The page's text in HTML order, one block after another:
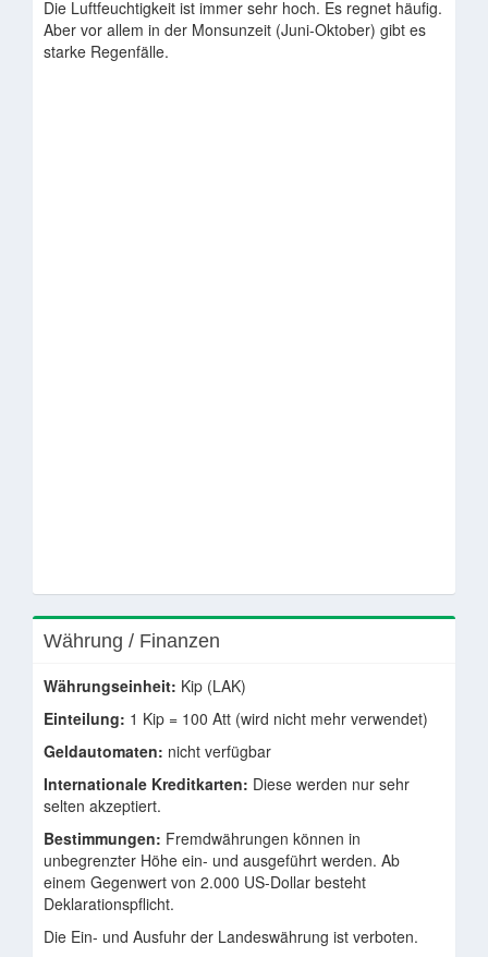
Die Luftfeuchtigkeit ist immer sehr hoch. Es regnet häufig.
Aber vor allem in der Monsunzeit (Juni-Oktober) gibt es
starke Regenfälle.
Währung / Finanzen
Währungseinheit: Kip (LAK)
Einteilung: 1 Kip = 100 Att (wird nicht mehr verwendet)
Geldautomaten: nicht verfügbar
Internationale Kreditkarten: Diese werden nur sehr
selten akzeptiert.
Bestimmungen: Fremdwährungen können in
unbegrenzter Höhe ein- und ausgeführt werden. Ab
einem Gegenwert von 2.000 US-Dollar besteht
Deklarationspflicht.
Die Ein- und Ausfuhr der Landeswährung ist verboten.